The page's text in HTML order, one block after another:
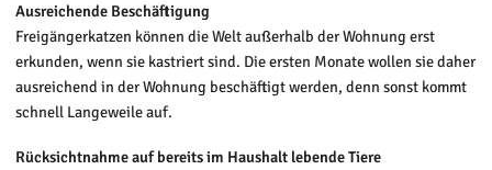
Ausreichende Beschäftigung
Freigängerkatzen können die Welt außerhalb der Wohnung erst
erkunden, wenn sie kastriert sind. Die ersten Monate wollen sie daher
ausreichend in der Wohnung beschäftigt werden, denn sonst kommt
schnell Langeweile auf.
Rücksichtnahme auf bereits im Haushalt lebende Tiere